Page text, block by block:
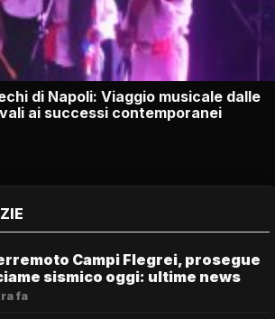
di Napoli: Viaggio musicale dalle
ai successi contemporanei
Campi Flegrei, prosegue
sismico oggi: ultime news
fa